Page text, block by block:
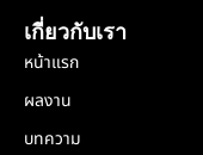
เกี่ยวกับเรา
หน้าแรก
ผลงาน
บทความ